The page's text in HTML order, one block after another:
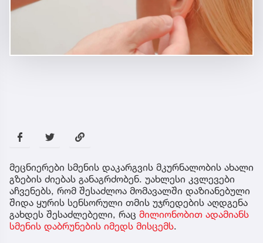
მეცნიერები სმენის დაკარგვის მკურნალობის ახალი
გზების ძიებას განაგრძობენ. უახლესი კვლევები
აჩვენებს, რომ შესაძლოა მომავალში დაზიანებული
შიდა ყურის სენსორული თმის უჯრედების აღდგენა
გახდეს შესაძლებელი, რაც მილიონობით ადამიანს
სმენის დაბრუნების იმედს მისცემს.